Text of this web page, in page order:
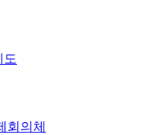
도
회의체